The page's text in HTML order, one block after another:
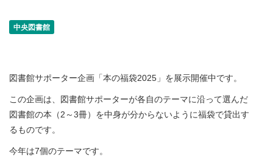
中央図書館
図書館サポーター企画「本の福袋2025」を展示開催中です。
この企画は、図書館サポーターが各自のテーマに沿って選んだ
図書館の本（2～3冊）を中身が分からないように福袋で貸出す
るものです。
今年は7個のテーマです。